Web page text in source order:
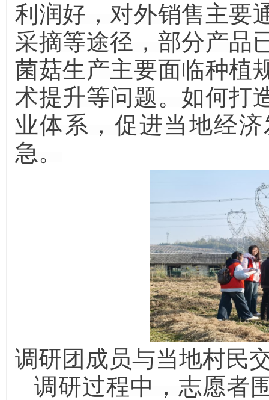
利润好，对外销售主要
采摘等途径，部分产品
菌菇生产主要面临种植
术提升等问题。如何打
业体系，促进当地经
急。
调研团成员与当地村民
调研过程中，志愿者